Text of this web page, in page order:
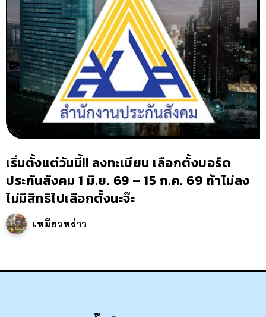
เริ่มตั้งแต่วันนี้!! ลงทะเบียน เลือกตั้งบอร์ด
ประกันสังคม 1 มิ.ย. 69 – 15 ก.ค. 69 ถ้าไม่ลง
ไม่มีสิทธิไปเลือกตั้งนะจ๊ะ
เหมียวหง่าว